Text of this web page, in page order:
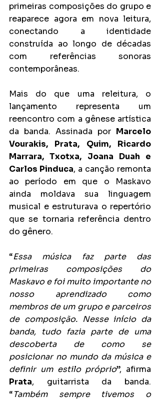
primeiras composições do grupo e
reaparece agora em nova leitura,
conectando a identidade
construída ao longo de décadas
com referências sonoras
contemporâneas.
Mais do que uma releitura, o
lançamento representa um
reencontro com a gênese artística
da banda. Assinada por Marcelo
Vourakis, Prata, Quim, Ricardo
Marrara, Txotxa, Joana Duah e
Carlos Pinduca, a canção remonta
ao período em que o Maskavo
ainda moldava sua linguagem
musical e estruturava o repertório
que se tornaria referência dentro
do gênero.
“Essa música faz parte das
primeiras composições do
Maskavo e foi muito importante no
nosso aprendizado como
membros de um grupo e parceiros
de composição. Nesse início da
banda, tudo fazia parte de uma
descoberta de como se
posicionar no mundo da música e
definir um estilo próprio
Prata, guitarrista da banda.
“Também sempre tivemos o